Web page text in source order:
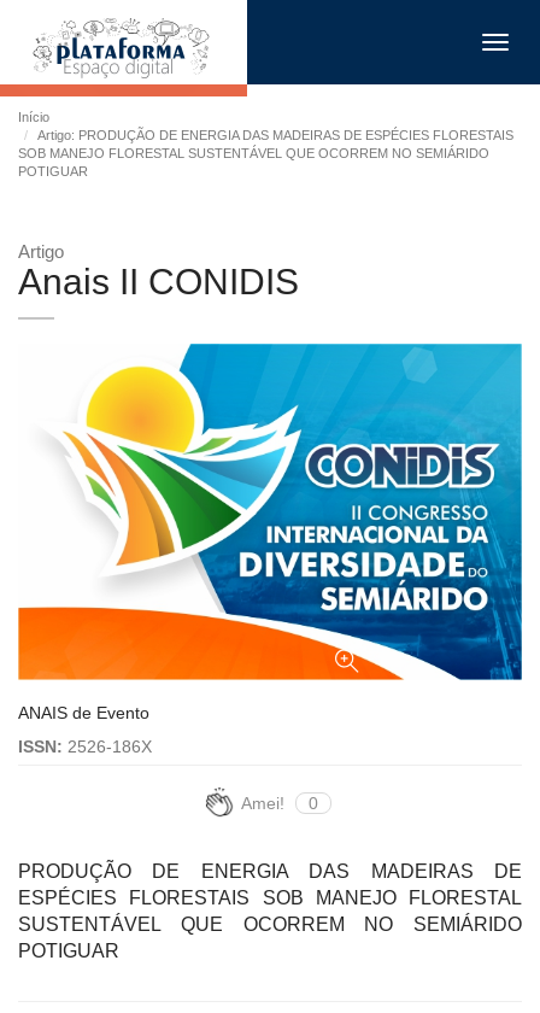
Início
Artigo: PRODUÇÃO DE ENERGIA DAS MADEIRAS DE ESPÉCIES FLORESTAIS
SOB MANEJO FLORESTAL SUSTENTÁVEL QUE OCORREM NO SEMIÁRIDO
POTIGUAR
Artigo
Anais II CONIDIS
ANAIS de Evento
ISSN: 2526-186X
Amei! 0
PRODUÇÃO DE ENERGIA DAS MADEIRAS DE
ESPÉCIES FLORESTAIS SOB MANEJO FLORESTAL
SUSTENTÁVEL QUE OCORREM NO SEMIÁRIDO
POTIGUAR